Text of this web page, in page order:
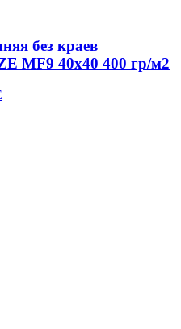
без краев
MF9 40x40 400 гр/м2